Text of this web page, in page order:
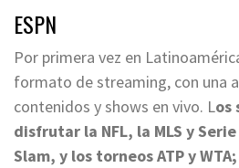
ESPN
Por primera vez en
formato de streaming, con una
contenidos y shows en vivo. Los
disfrutar la NFL, la MLS y
Slam, y los torneos ATP y